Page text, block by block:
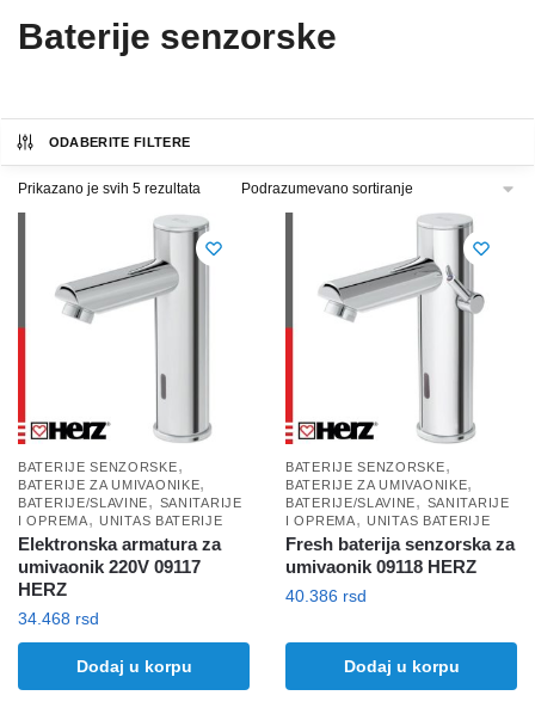
Baterije senzorske
ODABERITE FILTERE
Prikazano je svih 5 rezultata
BATERIJE SENZORSKE,
BATERIJE ZA UMIVAONIKE,
BATERIJE/SLAVINE, SANITARIJE
I OPREMA,UNITAS BATERIJE
Elektronska armatura za
umivaonik 220V 09117
HERZ
34.468 rsd
Dodaj u korpu
BATERIJE SENZORSKE,
BATERIJE ZA UMIVAONIKE,
BATERIJE/SLAVINE, SANITARIJE
I OPREMA,UNITAS BATERIJE
Fresh baterija senzorska za
umivaonik 09118 HERZ
40.386 rsd
Dodaj u korpu